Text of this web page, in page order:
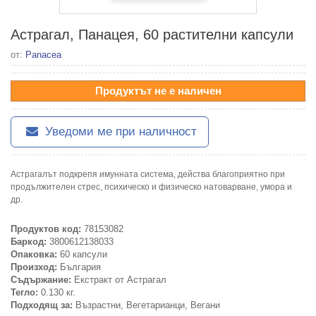
Астрагал, Панацея, 60 растителни капсули
от: Panacea
Продуктът не е наличен
Уведоми ме при наличност
Астрагалът подкрепя имунната система, действа благоприятно при
продължителен стрес, психическо и физическо натоварване, умора и
др.
Продуктов код: 78153082
Баркод: 3800612138033
Опаковка: 60 капсули
Произход: България
Съдържание: Екстракт от Астрагал
Тегло: 0.130 кг.
Подходящ за: Възрастни, Вегетарианци, Вегани